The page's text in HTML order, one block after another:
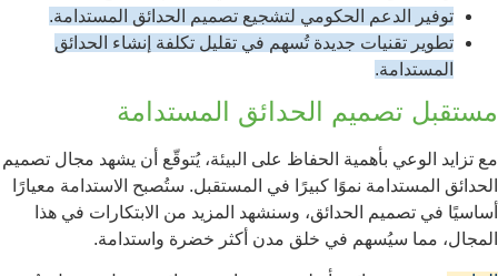
توفير الدعم الحكومي لتشجيع تصميم الحدائق المستدامة.
تطوير تقنيات جديدة تُسهم في تقليل تكلفة إنشاء الحدائق
المستدامة.
مستقبل تصميم الحدائق المستدامة
مع تزايد الوعي بأهمية الحفاظ على البيئة، يُتوقّع أن يشهد مجال تصميم
الحدائق المستدامة نموًا كبيرًا في المستقبل. ستُصبح الاستدامة معيارًا
أساسيًا في تصميم الحدائق، وسنشهد المزيد من الابتكارات في هذا
المجال، مما سيُسهم في خلق مدن أكثر خضرة واستدامة.